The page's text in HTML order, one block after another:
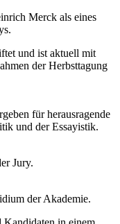
Merck als eines
und ist aktuell mit
der Herbsttagung
für herausragende
und der Essayistik.
Jury.
der Akademie.